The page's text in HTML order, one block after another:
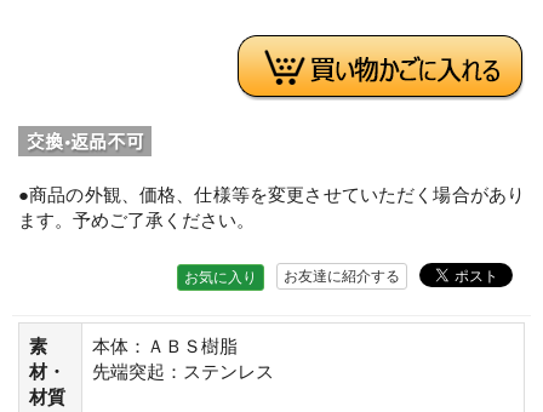
●商品の外観、価格、仕様等を変更させていただく場合があり
ます。予めご了承ください。
お友達に紹介する
お気に入り
素
材・
材質
本体：ＡＢＳ樹脂
先端突起：ステンレス